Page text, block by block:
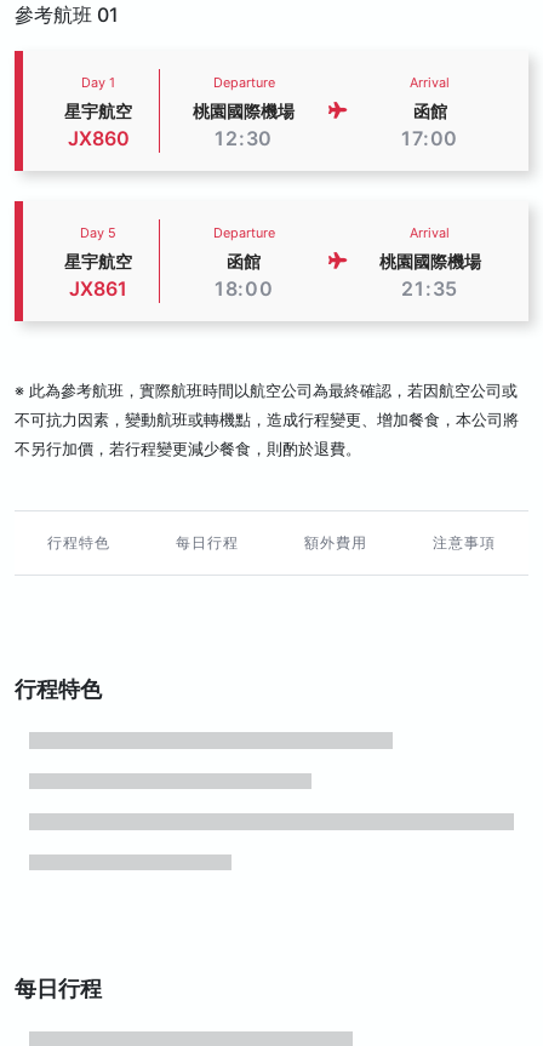
參考航班 01
Day 1
星宇航空
JX860
Departure
桃園國際機場
12:30
Arrival
函館
17:00
Day 5
星宇航空
JX861
Departure
函館
18:00
Arrival
桃園國際機場
21:35
※ 此為參考航班，實際航班時間以航空公司為最終確認，若因航空公司或
不可抗力因素，變動航班或轉機點，造成行程變更、增加餐食，本公司將
不另行加價，若行程變更減少餐食，則酌於退費。
行程特色 每日行程 額外費用 注意事項
行程特色
每日行程